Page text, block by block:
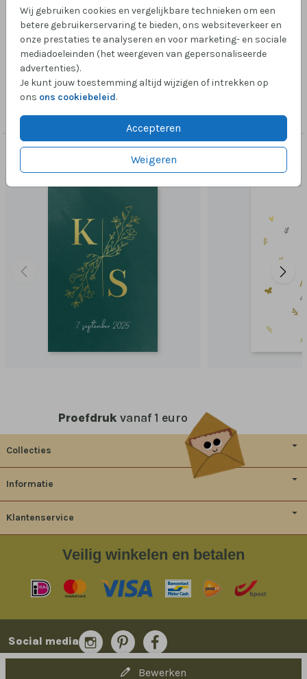
Wij gebruiken cookies en vergelijkbare technieken om een
betere gebruikerservaring te bieden, ons websiteverkeer en
onze prestaties te analyseren en voor marketing- en sociale
mediadoeleinden (het weergeven van gepersonaliseerde
advertenties).
Je kunt jouw toestemming altijd wijzigen of intrekken op
ons ons cookiebeleid.
Accepteren
Weigeren
Een minimalistisch geboortekaartje met een katoen
achtergrond, een krans van een dennentak en
goudfolie details. Tip: mooi om te drukken op de
Linnen papiersoort.
Collectie
Foliedruk zelf maken
Dit vind je misschien ook leuk
Bewerken
Proefdruk vanaf 1 euro
Collecties
Informatie
Klantenservice
Veilig winkelen en betalen
Social media
© 2014-2026 Bladergoud